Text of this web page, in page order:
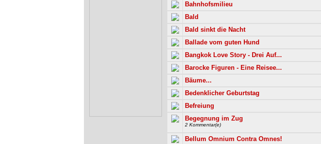
Bahnhofsmilieu
Bald
Bald sinkt die Nacht
Ballade vom guten Hund
Bangkok Love Story - Drei Auf...
Barocke Figuren - Eine Reisee...
Bäume...
Bedenklicher Geburtstag
Befreiung
Begegnung im Zug
2 Kommentar(e)
Bellum Omnium Contra Omnes!